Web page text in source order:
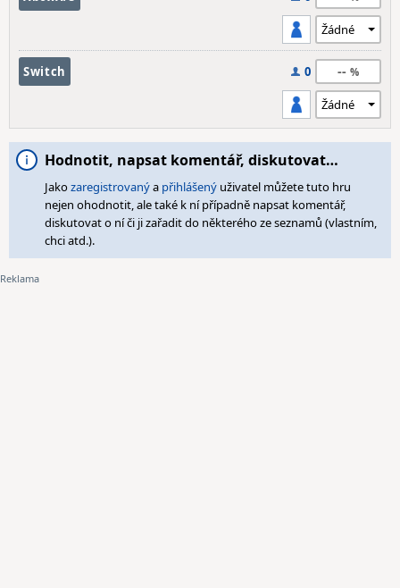
Switch 0 --
Hodnotit, napsat komentář, diskutovat…
Jakozaregistrovanýa přihlášený uživatel můžete tuto hru
nejen ohodnotit, ale také k ní případně napsat komentář,
diskutovat o ní či ji zařadit do některého ze seznamů (vlastním,
chci atd.).